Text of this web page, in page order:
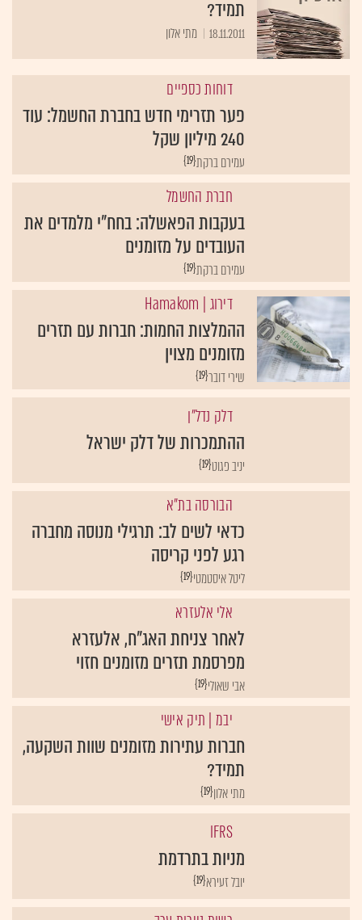
תמיד?
18.11.2011 מתי אלון
דוחות כספיים
פער תזרימי חדש בחברת החשמל: עוד
240 מיליון שקל
{19}עמירם ברקת
חברת החשמל
בעקבות הפאשלה: בחח"י מלמדים את
העובדים על מזומנים
{19}עמירם ברקת
דירוג | Hamakom
ההמלצות החמות: חברות עם תזרים
מזומנים מצוין
{19}שירי דובר
דלק נדל"ן
ההתמכרות של דלק ישראל
{19}יניב פגוט
הבורסה בת"א
כדאי לשים לב: תרגילי מנוסה מחברה
רגע לפני קריסה
{19}ליטל איסטמטי
אלי אלעזרא
לאחר צניחת האג"ח, אלעזרא
מפרסמת תזרים מזומנים חזוי
{19}אבי שאולי
יבמ| תיק אישי
חברות עתירות מזומנים שוות השקעה,
תמיד?
{19}מתי אלון
IFRS
מניות בתרדמת
{19}יובל זעירא